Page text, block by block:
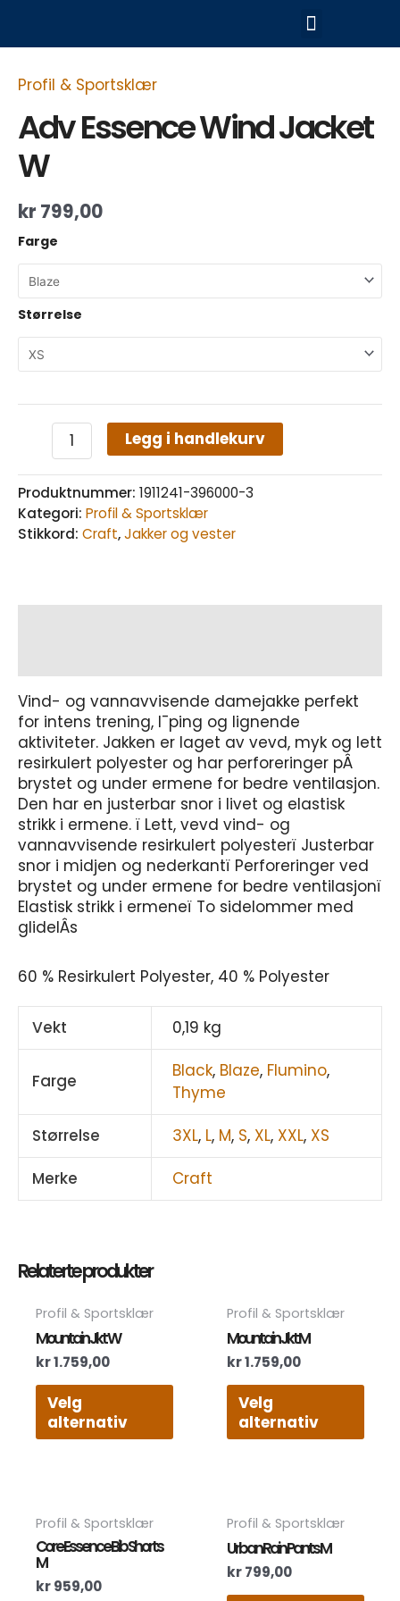
til
Meny
Profil & Sportsklær
Adv Essence Wind Jacket
W
kr 799,00
Farge
Størrelse
Wind
W
antall
Legg i handlekurv
Produktnummer: 1911241-396000-3
Kategori: Profil & Sportsklær
Stikkord: Craft,Jakker og vester
Vind- og vannavvisende damejakke perfekt
for intens trening, l¯ping og lignende
aktiviteter. Jakken er laget av vevd, myk og lett
resirkulert polyester og har perforeringer pÂ
brystet og under ermene for bedre ventilasjon.
Den har en justerbar snor i livet og elastisk
strikk i ermene. ï Lett, vevd vind- og
vannavvisende resirkulert polyesterï Justerbar
snor i midjen og nederkantï Perforeringer ved
brystet og under ermene for bedre ventilasjonï
Elastisk strikk i ermeneï To sidelommer med
glidelÂs
60 % Resirkulert Polyester, 40 % Polyester
Vekt 0,19 kg
Farge Black, Blaze, Flumino,
Thyme
Størrelse
3XL, L, M, S, XL, XXL, XS
Merke
Craft
Relaterte produkter
Profil & Sportsklær
Mountain Jkt W
kr1.759,00
Velg
alternativ
produktet
varianter.
Alternativene
velges
Profil & Sportsklær
Mountain Jkt M
kr1.759,00
Velg
alternativ
Profil & Sportsklær
Core Essence Bib Shorts
M
kr959,00
produktet
varianter.
Profil & Sportsklær
Urban Rain Pants M
kr799,00